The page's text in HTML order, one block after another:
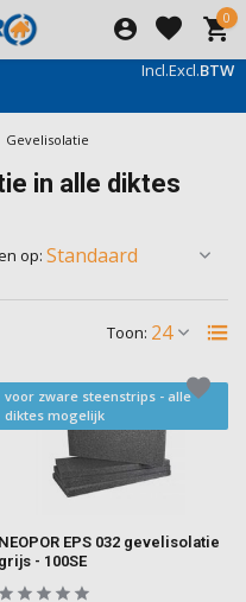
0
Incl.Excl.BTW
Gevelisolatie
in alle diktes
Toon:
op:
voor zware steenstrips - alle
diktes mogelijk
NEOPOR EPS 032 gevelisolatie
grijs - 100SE